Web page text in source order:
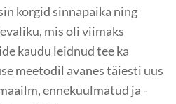
korgid sinnapaika ning
mis oli viimaks
kaudu leidnud tee ka
meetodil avanes täiesti uus
ennekuulmatud ja -